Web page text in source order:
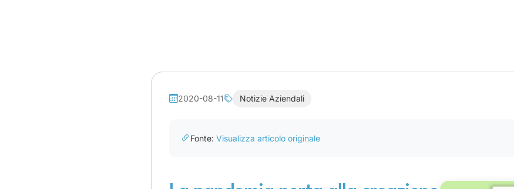
2020-08-11 Notizie Aziendali
Fonte: Visualizza articolo originale